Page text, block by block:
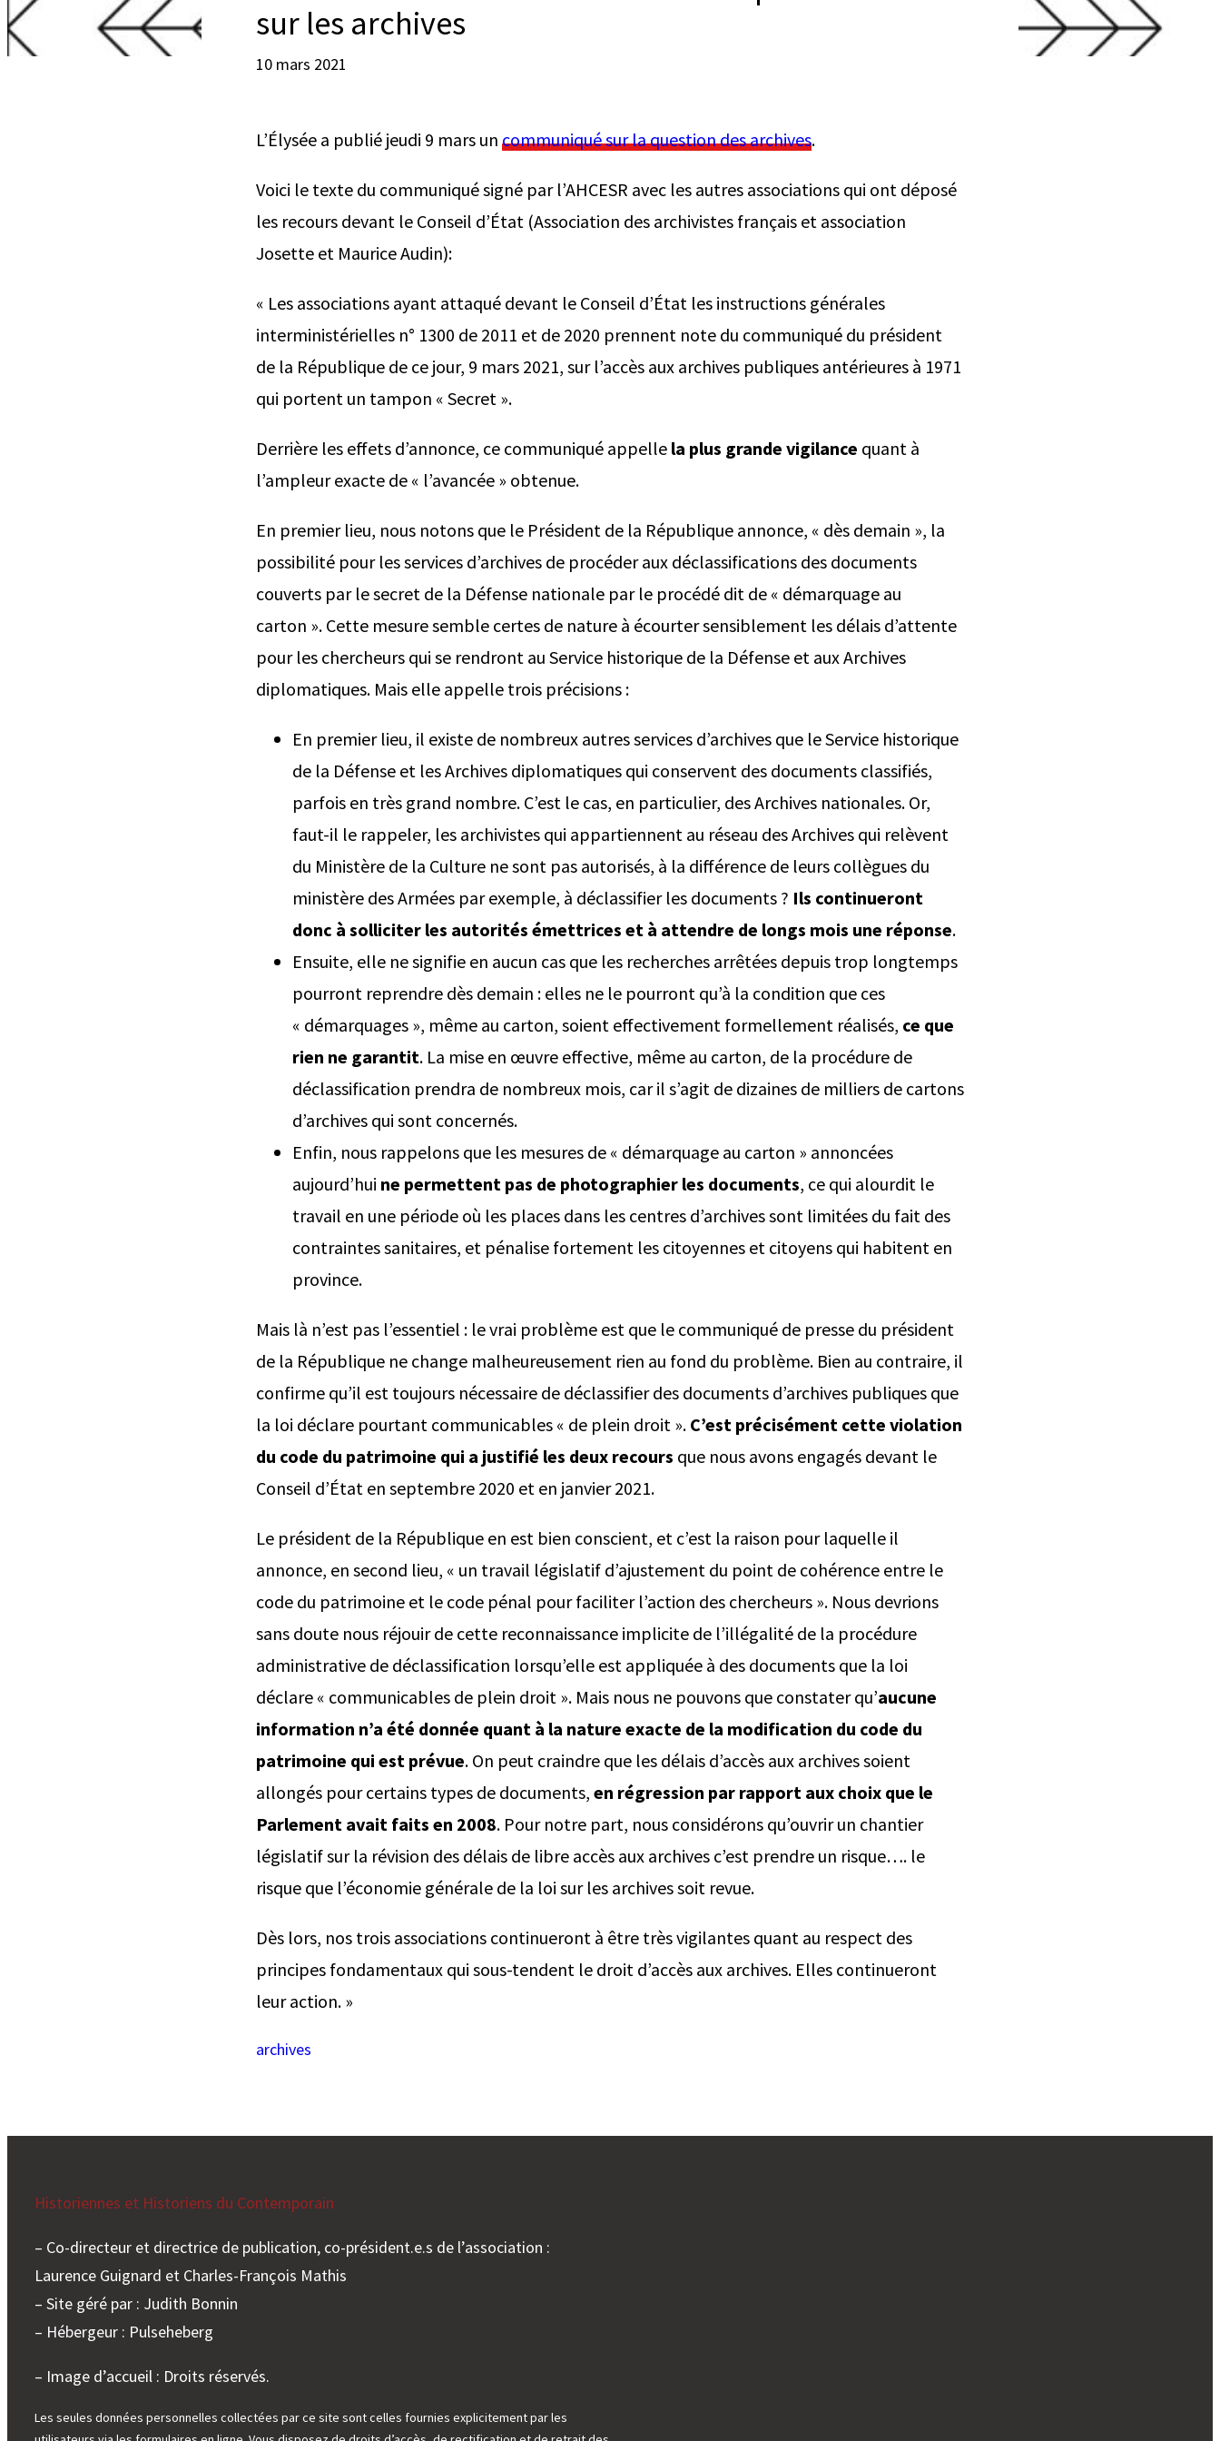
sur les archives
10 mars 2021
L’Élysée a publié jeudi 9 mars un communiqué sur la question des archives.
Voici le texte du communiqué signé par l’AHCESR avec les autres associations qui ont déposé
les recours devant le Conseil d’État (Association des archivistes français et association
Josette et Maurice Audin):
« Les associations ayant attaqué devant le Conseil d’État les instructions générales
interministérielles n° 1300 de 2011 et de 2020 prennent note du communiqué du président
de la République de ce jour, 9 mars 2021, sur l’accès aux archives publiques antérieures à 1971
qui portent un tampon « Secret ».
Derrière les effets d’annonce, ce communiqué appelle la plus grande vigilance quant à
l’ampleur exacte de « l’avancée » obtenue.
En premier lieu, nous notons que le Président de la République annonce, « dès demain », la
possibilité pour les services d’archives de procéder aux déclassifications des documents
couverts par le secret de la Défense nationale par le procédé dit de « démarquage au
carton ». Cette mesure semble certes de nature à écourter sensiblement les délais d’attente
pour les chercheurs qui se rendront au Service historique de la Défense et aux Archives
diplomatiques. Mais elle appelle trois précisions :
En premier lieu, il existe de nombreux autres services d’archives que le Service historique
de la Défense et les Archives diplomatiques qui conservent des documents classifiés,
parfois en très grand nombre. C’est le cas, en particulier, des Archives nationales. Or,
faut-il le rappeler, les archivistes qui appartiennent au réseau des Archives qui relèvent
du Ministère de la Culture ne sont pas autorisés, à la différence de leurs collègues du
ministère des Armées par exemple, à déclassifier les documents ? Ils continueront
donc à solliciter les autorités émettrices et à attendre de longs mois une réponse.
Ensuite, elle ne signifie en aucun cas que les recherches arrêtées depuis trop longtemps
pourront reprendre dès demain : elles ne le pourront qu’à la condition que ces
« démarquages », même au carton, soient effectivement formellement réalisés, ce que
rien ne garantit. La mise en œuvre effective, même au carton, de la procédure de
déclassification prendra de nombreux mois, car il s’agit de dizaines de milliers de cartons
d’archives qui sont concernés.
Enfin, nous rappelons que les mesures de « démarquage au carton » annoncées
aujourd’hui ne permettent pas de photographier les documents, ce qui alourdit le
travail en une période où les places dans les centres d’archives sont limitées du fait des
contraintes sanitaires, et pénalise fortement les citoyennes et citoyens qui habitent en
province.
Mais là n’est pas l’essentiel : le vrai problème est que le communiqué de presse du président
de la République ne change malheureusement rien au fond du problème. Bien au contraire, il
confirme qu’il est toujours nécessaire de déclassifier des documents d’archives publiques que
la loi déclare pourtant communicables « de plein droit ». C’est précisément cette violation
du code du patrimoine qui a justifié les deux recours que nous avons engagés devant le
Conseil d’État en septembre 2020 et en janvier 2021.
Le président de la République en est bien conscient, et c’est la raison pour laquelle il
annonce, en second lieu, « un travail législatif d’ajustement du point de cohérence entre le
code du patrimoine et le code pénal pour faciliter l’action des chercheurs ». Nous devrions
sans doute nous réjouir de cette reconnaissance implicite de l’illégalité de la procédure
administrative de déclassification lorsqu’elle est appliquée à des documents que la loi
déclare « communicables de plein droit ». Mais nous ne pouvons que constater qu’aucune
information n’a été donnée quant à la nature exacte de la modification du code du
patrimoine qui est prévue. On peut craindre que les délais d’accès aux archives soient
allongés pour certains types de documents, en régression par rapport aux choix que le
Parlement avait faits en 2008. Pour notre part, nous considérons qu’ouvrir un chantier
législatif sur la révision des délais de libre accès aux archives c’est prendre un risque…. le
risque que l’économie générale de la loi sur les archives soit revue.
Dès lors, nos trois associations continueront à être très vigilantes quant au respect des
principes fondamentaux qui sous-tendent le droit d’accès aux archives. Elles continueront
leur action. »
archives
Historiennes et Historiens du Contemporain
– Co-directeur et directrice de publication, co-président.e.s de l’association :
Laurence Guignard et Charles-François Mathis
– Site géré par : Judith Bonnin
– Hébergeur : Pulseheberg
– Image d’accueil : Droits réservés.
Les seules données personnelles collectées par ce site sont celles fournies explicitement par les